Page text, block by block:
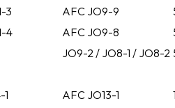
3 AFC JO9-9
4 AFC JO9-8
JO9-2 / JO8-1 / JO8-2
AFC JO13-1